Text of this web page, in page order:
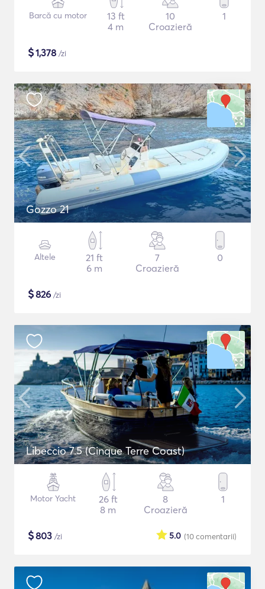
Barcă cu motor
13 ft
4 m
10
Croazieră
1
$1,378 /zi
Gozzo 21
Altele
21 ft
6 m
7
Croazieră
0
$826 /zi
Libeccio 7.5 (Cinque Terre Coast)
Motor Yacht
26 ft
8 m
8
Croazieră
1
$803 /zi (10comentarii)
5.0